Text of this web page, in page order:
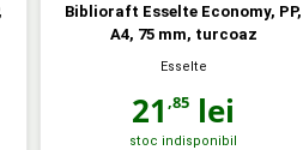
Biblioraft Esselte Economy, PP,
A4, 75 mm, turcoaz
Esselte
21 ,85 lei
stoc indisponibil